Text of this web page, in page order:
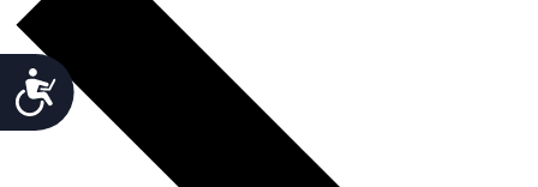
Accesibilidad